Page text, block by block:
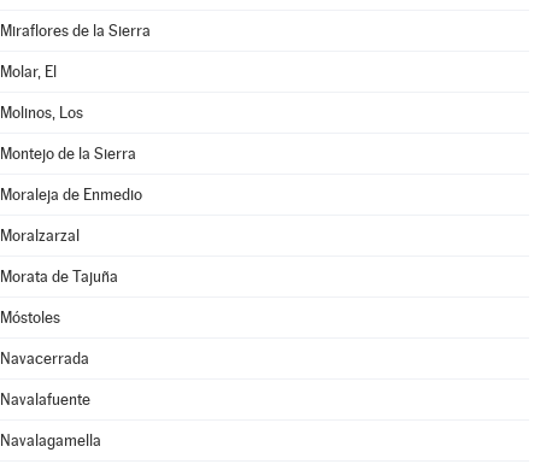
Miraflores de la Sierra
Molar, El
Molinos, Los
Montejo de la Sierra
Moraleja de Enmedio
Moralzarzal
Morata de Tajuña
Móstoles
Navacerrada
Navalafuente
Navalagamella